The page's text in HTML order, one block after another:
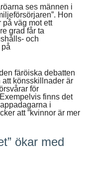
ses männen i
Hon
på väg mot ett
grad får ta
och
färöiska debatten
att könsskillnader är
för
finns det
i
att ”kvinnor är mer
ökar med